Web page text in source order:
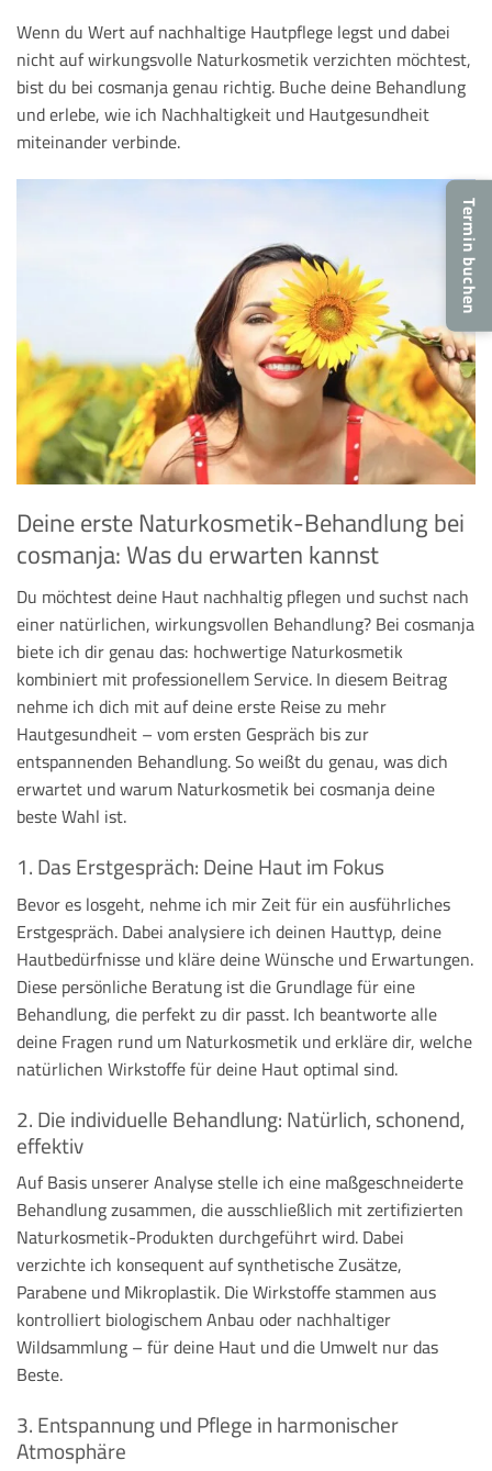
Termin buchen
Wenn du Wert auf nachhaltige Hautpflege legst und dabei
nicht auf wirkungsvolle Naturkosmetik verzichten möchtest,
bist du bei cosmanja genau richtig. Buche deine Behandlung
und erlebe, wie ich Nachhaltigkeit und Hautgesundheit
miteinander verbinde.
Deine erste Naturkosmetik-Behandlung bei
cosmanja: Was du erwarten kannst
Du möchtest deine Haut nachhaltig pflegen und suchst nach
einer natürlichen, wirkungsvollen Behandlung? Bei cosmanja
biete ich dir genau das: hochwertige Naturkosmetik
kombiniert mit professionellem Service. In diesem Beitrag
nehme ich dich mit auf deine erste Reise zu mehr
Hautgesundheit – vom ersten Gespräch bis zur
entspannenden Behandlung. So weißt du genau, was dich
erwartet und warum Naturkosmetik bei cosmanja deine
beste Wahl ist.
1. Das Erstgespräch: Deine Haut im Fokus
Bevor es losgeht, nehme ich mir Zeit für ein ausführliches
Erstgespräch. Dabei analysiere ich deinen Hauttyp, deine
Hautbedürfnisse und kläre deine Wünsche und Erwartungen.
Diese persönliche Beratung ist die Grundlage für eine
Behandlung, die perfekt zu dir passt. Ich beantworte alle
deine Fragen rund um Naturkosmetik und erkläre dir, welche
natürlichen Wirkstoffe für deine Haut optimal sind.
2. Die individuelle Behandlung: Natürlich, schonend,
effektiv
Auf Basis unserer Analyse stelle ich eine maßgeschneiderte
Behandlung zusammen, die ausschließlich mit zertifizierten
Naturkosmetik-Produkten durchgeführt wird. Dabei
verzichte ich konsequent auf synthetische Zusätze,
Parabene und Mikroplastik. Die Wirkstoffe stammen aus
kontrolliert biologischem Anbau oder nachhaltiger
Wildsammlung – für deine Haut und die Umwelt nur das
Beste.
3. Entspannung und Pflege in harmonischer
Atmosphäre